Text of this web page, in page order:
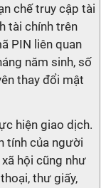
chế truy cập tài
tài chính trên
PIN liên quan
năm sinh, số
thay đổi mật
hiện giao dịch.
tính của người
hội cũng như
thư giấy,